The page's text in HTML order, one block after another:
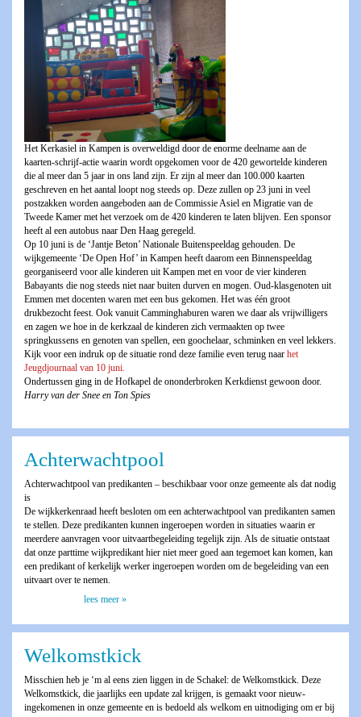
Het Kerkasiel in Kampen is overweldigd door de enorme deelname aan de
kaarten-schrijf-actie waarin wordt opgekomen voor de 420 gewortelde kinderen
die al meer dan 5 jaar in ons land zijn. Er zijn al meer dan 100.000 kaarten
geschreven en het aantal loopt nog steeds op. Deze zullen op 23 juni in veel
postzakken worden aangeboden aan de Commissie Asiel en Migratie van de
Tweede Kamer met het verzoek om de 420 kinderen te laten blijven. Een sponsor
heeft al een autobus naar Den Haag geregeld.
Op 10 juni is de ‘Jantje Beton’ Nationale Buitenspeeldag gehouden. De
wijkgemeente ‘De Open Hof’ in Kampen heeft daarom een Binnenspeeldag
georganiseerd voor alle kinderen uit Kampen met en voor de vier kinderen
Babayants die nog steeds niet naar buiten durven en mogen. Oud-klasgenoten uit
Emmen met docenten waren met een bus gekomen. Het was één groot
drukbezocht feest. Ook vanuit Camminghaburen waren we daar als vrijwilligers
en zagen we hoe in de kerkzaal de kinderen zich vermaakten op twee
springkussens en genoten van spellen, een goochelaar, schminken en veel lekkers.
Kijk voor een indruk op de situatie rond deze familie even terug naar het
Jeugdjournaal van 10 juni.
Ondertussen ging in de Hofkapel de ononderbroken Kerkdienst gewoon door.
Harry van der Snee en Ton Spies
Achterwachtpool
Achterwachtpool van predikanten – beschikbaar voor onze gemeente als dat nodig
is
De wijkkerkenraad heeft besloten om een achterwachtpool van predikanten samen
te stellen. Deze predikanten kunnen ingeroepen worden in situaties waarin er
meerdere aanvragen voor uitvaartbegeleiding tegelijk zijn. Als de situatie ontstaat
dat onze parttime wijkpredikant hier niet meer goed aan tegemoet kan komen, kan
een predikant of kerkelijk werker ingeroepen worden om de begeleiding van een
uitvaart over te nemen.
lees meer »
Welkomstkick
Misschien heb je ‘m al eens zien liggen in de Schakel: de Welkomstkick. Deze
Welkomstkick, die jaarlijks een update zal krijgen, is gemaakt voor nieuw-
ingekomenen in onze gemeente en is bedoeld als welkom en uitnodiging om er bij